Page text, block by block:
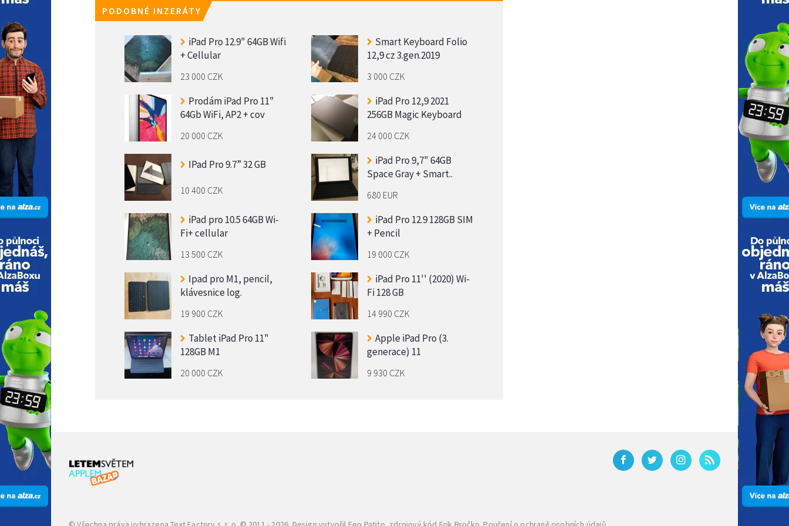
PODOBNÉ INZERÁTY
iPad Pro 12.9" 64GB Wifi
+ Cellular
23 000 CZK
Smart Keyboard Folio
12,9 cz 3.gen.2019
3 000 CZK
Prodám iPad Pro 11"
64Gb WiFi, AP2 + cov
20 000 CZK
iPad Pro 12,9 2021
256GB Magic Keyboard
24 000 CZK
IPad Pro 9.7” 32 GB
10 400 CZK
iPad Pro 9,7" 64GB
Space Gray + Smart..
680 EUR
iPad pro 10.5 64GB Wi-
Fi+ cellular
13 500 CZK
iPad Pro 12.9 128GB SIM
+ Pencil
19 000 CZK
Ipad pro M1, pencil,
klávesnice log.
19 900 CZK
iPad Pro 11'' (2020) Wi-
Fi 128 GB
14 990 CZK
Tablet iPad Pro 11"
128GB M1
20 000 CZK
Apple iPad Pro (3.
generace) 11
9 930 CZK